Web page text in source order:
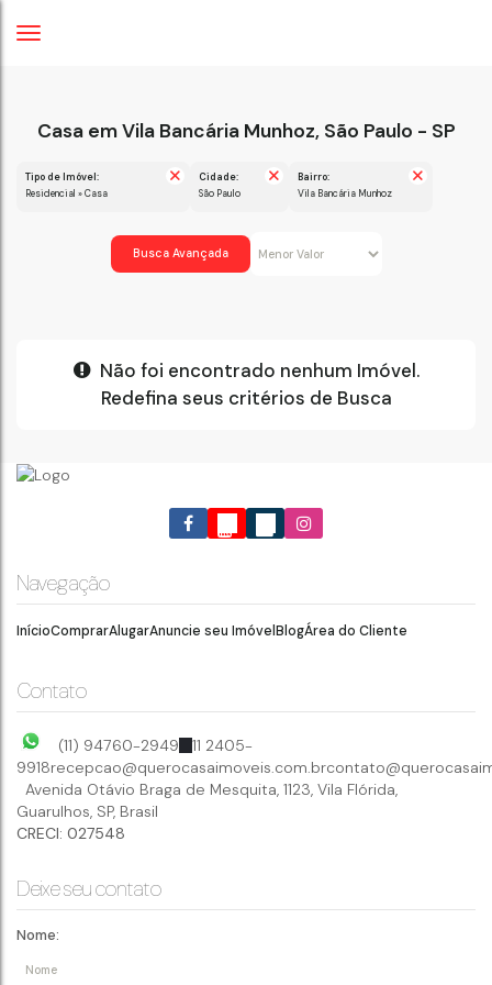
Casa em Vila Bancária Munhoz, São Paulo - SP
Tipo de Imóvel:
Residencial » Casa
Cidade:
São Paulo
Bairro:
Vila Bancária Munhoz
Busca Avançada
Não foi encontrado nenhum Imóvel.
Redefina seus critérios de Busca
Navegação
InícioComprarAlugarAnuncie seu ImóvelBlogÁrea do Cliente
Contato
(11) 94760-2949
11 2405-
9918recepcao@querocasaimoveis.com.br
Avenida Otávio Braga de Mesquita, 1123, Vila Flórida,
Guarulhos, SP, Brasil
CRECI: 027548
Deixe seu contato
Nome: